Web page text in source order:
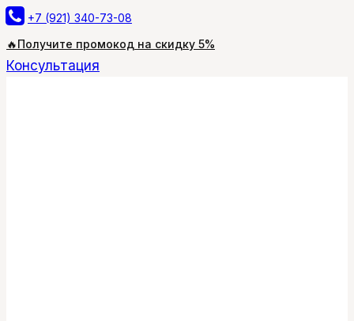
Перейти
к
содержимому
+7 (921) 340-73-08
🔥Получите промокод на скидку 5%
Консультация